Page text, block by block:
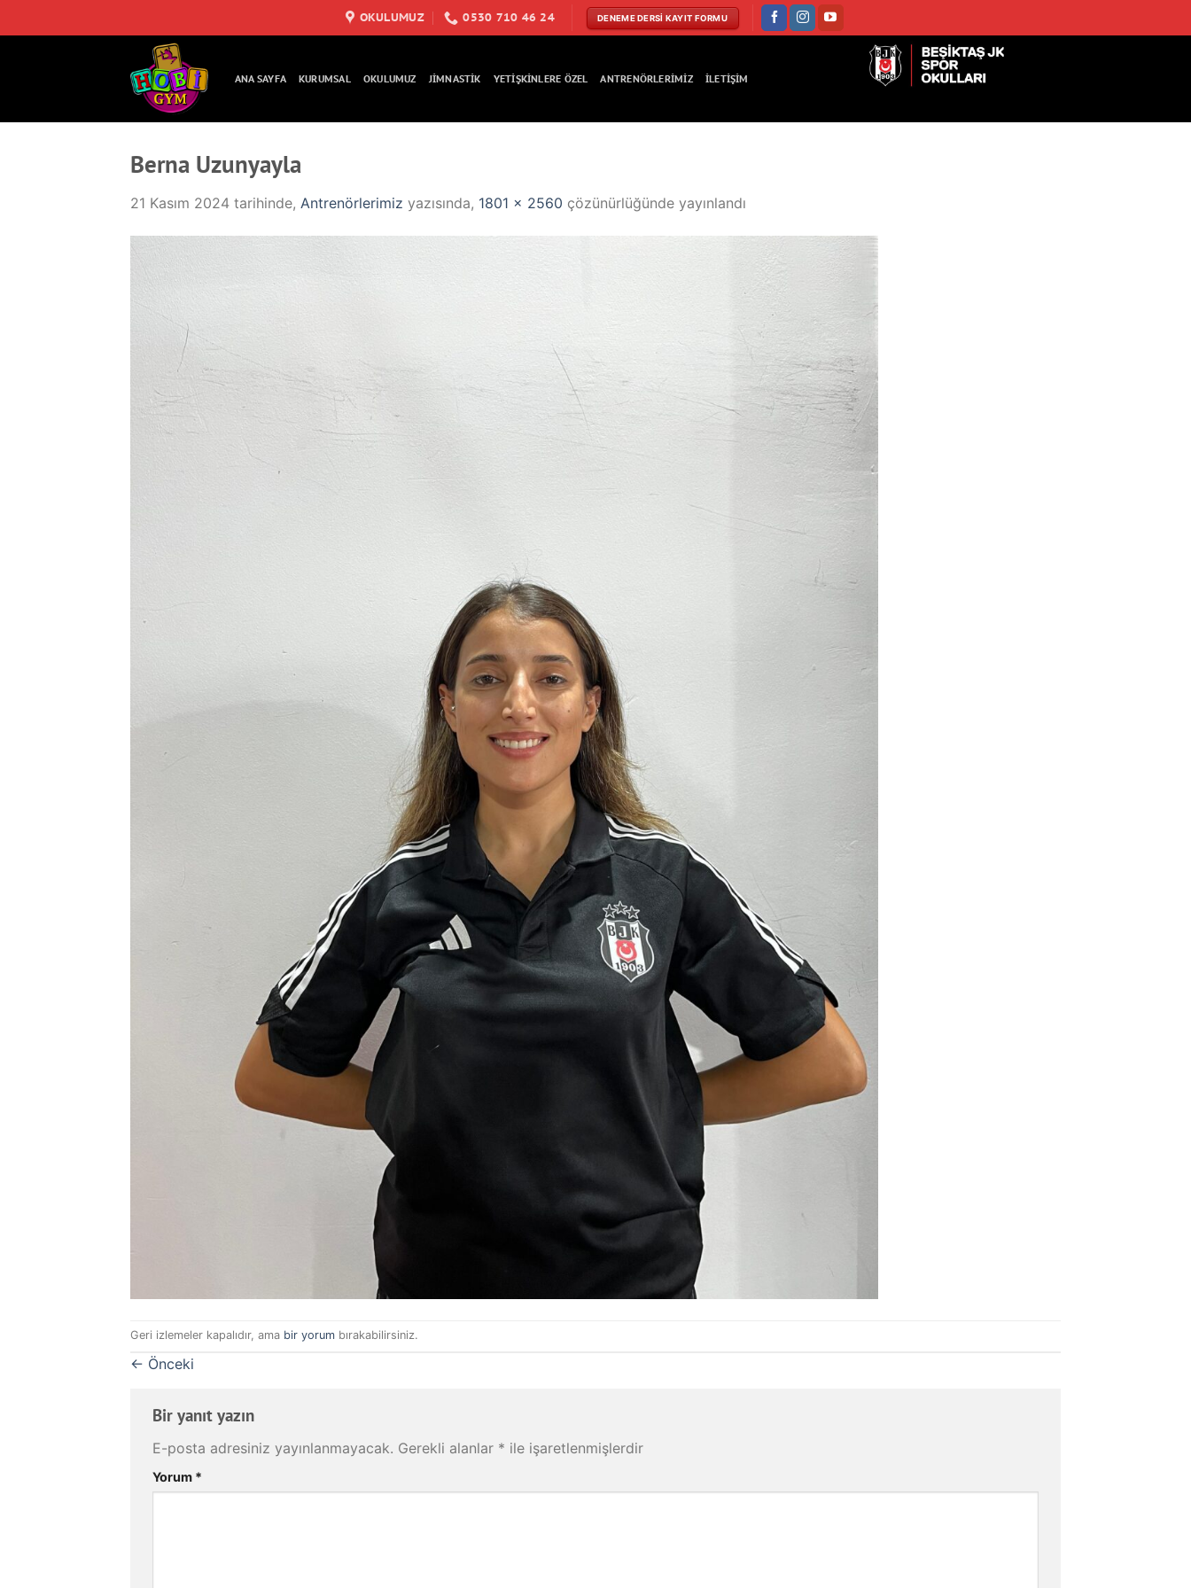
atla
OKULUMUZ 0530 710 46 24 DENEME DERSI KAYIT FORMU
ANA SAYFA KURUMSAL OKULUMUZ JIMNASTIK YETIŞKINLERE ÖZEL ANTRENÖRLERIMIZ ILETIŞIM
Berna Uzunyayla
21 Kasım 2024 tarihinde, Antrenörlerimiz yazısında, 1801 × 2560 çözünürlüğünde yayınlandı
Geri izlemeler kapalıdır, ama bir yorum bırakabilirsiniz.
← Önceki
Bir yanıt yazın
E-posta adresiniz yayınlanmayacak. Gerekli alanlar * ile işaretlenmişlerdir
Yorum *